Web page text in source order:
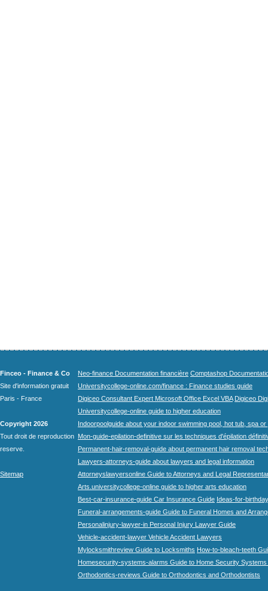
Finceo - Finance & Co
Site d'information gratuit
Paris - France
Copyright 2026
Tout droit de reproduction
reserve.
Sitemap
Neo-finance Documentation financière Comptashop
Universitycollege-online.com/finance : Finance studies guide
Digiceo Consultant Expert Microsoft Office Excel VBA Digiceo
Universitycollege-online guide to higher education
Indoorpoolguide about your indoor swimming pool, hot tub, spa
Mon-guide-epilation-definitive sur les techniques d'épilation
Permanent-hair-removal-guide about permanent hair removal
Lawyers-attorneys-guide about lawyers and legal information
Attorneyslawyersonline Guide to Attorneys and Legal
Arts.universitycollege-online guide to higher arts education
Best-car-insurance-guide Car Insurance Guide Ideas-for-
Funeral-arrangements-guide Guide to Funeral Homes and
Personalinjury-lawyer-in Personal Injury Lawyer Guide
Vehicle-accident-lawyer Vehicle Accident Lawyers
Mylocksmithreview Guide to Locksmiths How-to-bleach-teeth
Homesecurity-systems-alarms Guide to Home Security Systems
Orthodontics-reviews Guide to Orthodontics and Orthodontists